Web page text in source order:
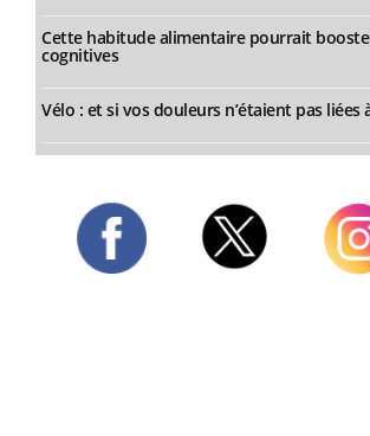
Cette habitude alimentaire pourrait
cognitives
Vélo : et si vos douleurs n’étaient pas liées